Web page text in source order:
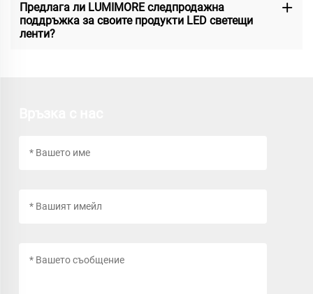
Предлага ли LUMIMORE следпродажна
поддръжка за своите продукти LED светещи
ленти?